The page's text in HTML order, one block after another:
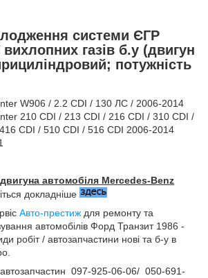
системи ЄГР
вихлопних газів б.у (двигун
потужність
W906 / 2.2 CDI / 130 ЛС / 2006-2014
210 CDI / 213 CDI / 216 CDI / 310 CDI /
CDI / 510 CDI / 516 CDI 2006-2014
двигуна автомобіля Mercedes-Benz
докладніше
Авто-престиж для ремонту та
автомобілів Форд Транзит 1986 -
робіт / автозапчастини нові та б-у в
автозапчастин 097-925-06-06/ 050-691-